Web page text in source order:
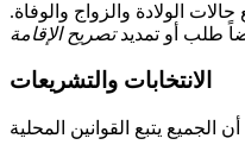
الولادة والزواج والوفاة.
طلب أو تمديدتصريح الإقامة
الانتخابات والتشريعات